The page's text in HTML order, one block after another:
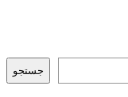
جستجو